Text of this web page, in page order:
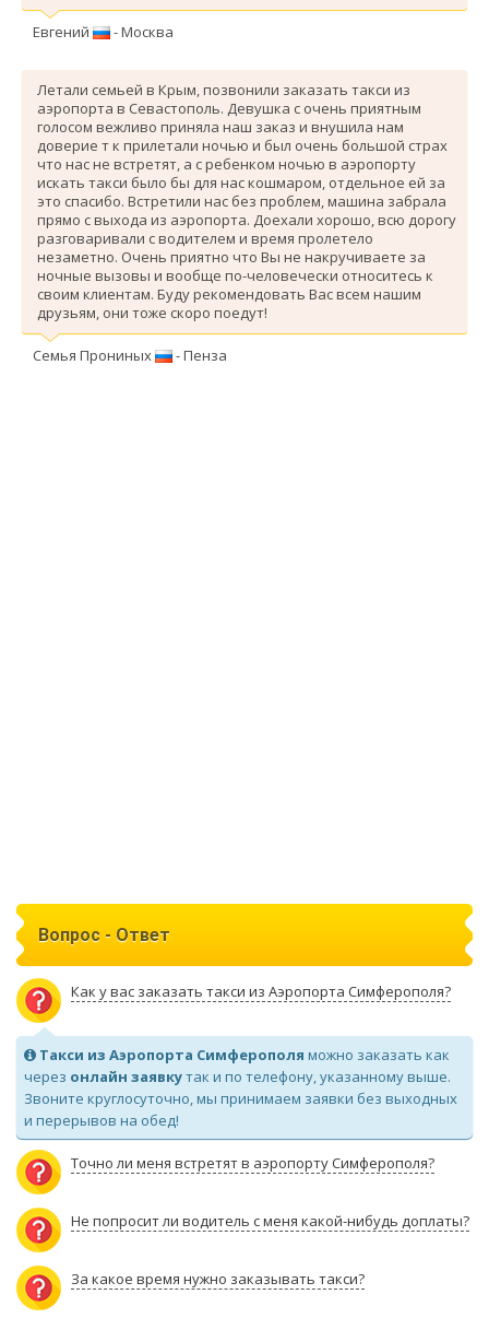
Евгений - Москва
Летали семьей в Крым, позвонили заказать такси из
аэропорта в Севастополь. Девушка с очень приятным
голосом вежливо приняла наш заказ и внушила нам
доверие т к прилетали ночью и был очень большой страх
что нас не встретят, а с ребенком ночью в аэропорту
искать такси было бы для нас кошмаром, отдельное ей за
это спасибо. Вcтретили нас без проблем, машина забрала
прямо с выхода из аэропорта. Доехали хорошо, всю дорогу
разговаривали с водителем и время пролетело
незаметно. Очень приятно что Вы не накручиваете за
ночные вызовы и вообще по-человечески относитесь к
своим клиентам. Буду рекомендовать Вас всем нашим
друзьям, они тоже скоро поедут!
Семья Прониных - Пенза
Вопрос - Ответ
Как у вас заказать такси из Аэропорта Симферополя?
Такси из Аэропорта Симферополя можно заказать как
через онлайн заявкутак и по телефону, указанному выше.
Звоните круглосуточно, мы принимаем заявки без выходных
и перерывов на обед!
Точно ли меня встретят в аэропорту Симферополя?
Не попросит ли водитель с меня какой-нибудь доплаты?
За какое время нужно заказывать такси?